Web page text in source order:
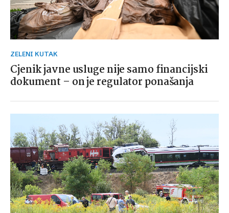
ZELENI KUTAK
Cjenik javne usluge nije samo financijski
dokument – on je regulator ponašanja